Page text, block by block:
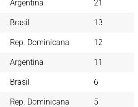
Argentina 21
Brasil 13
Rep. Dominicana 12
Argentina 11
Brasil 6
Rep. Dominicana 5